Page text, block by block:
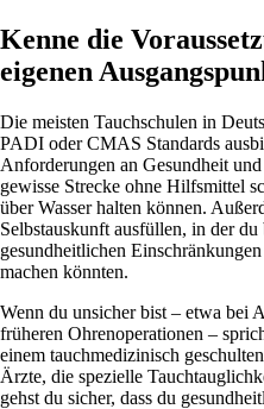
Kenne die
eigenen
Die meisten Tauchschulen in
PADI oder CMAS Standards
Anforderungen an Gesundheit
gewisse Strecke ohne Hilfsmittel
über Wasser halten können.
Selbstauskunft ausfüllen, in der du
gesundheitlichen
machen könnten.
Wenn du unsicher bist – etwa bei
früheren Ohrenoperationen –
einem tauchmedizinisch
Ärzte, die spezielle
gehst du sicher, dass du